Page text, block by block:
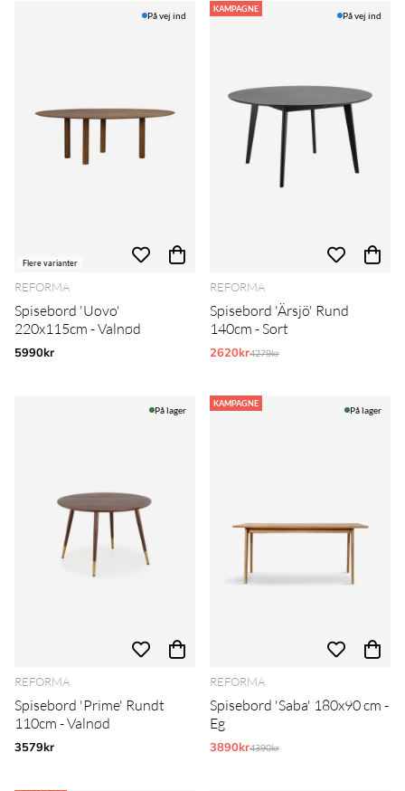
Flere varianter
På vej ind
REFORMA
Spisebord 'Uovo'
220x115cm - Valnød
5990kr
KAMPAGNE
På vej ind
REFORMA
Spisebord 'Ärsjö' Rund
140cm - Sort
2620krNormalpris:
4279kr
På lager
REFORMA
Spisebord 'Prime' Rundt
110cm - Valnød
3579kr
KAMPAGNE
På lager
REFORMA
Spisebord 'Saba' 180x90 cm -
Eg
3890krNormalpris:
4390kr